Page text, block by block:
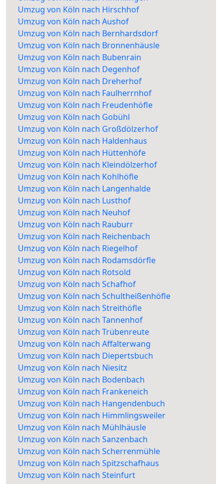
Umzug von Köln nach Hirschhof
Umzug von Köln nach Aushof
Umzug von Köln nach Bernhardsdorf
Umzug von Köln nach Bronnenhäusle
Umzug von Köln nach Bubenrain
Umzug von Köln nach Degenhof
Umzug von Köln nach Dreherhof
Umzug von Köln nach Faulherrnhof
Umzug von Köln nach Freudenhöfle
Umzug von Köln nach Gobühl
Umzug von Köln nach Großdölzerhof
Umzug von Köln nach Haldenhaus
Umzug von Köln nach Hüttenhöfe
Umzug von Köln nach Kleindölzerhof
Umzug von Köln nach Kohlhöfle
Umzug von Köln nach Langenhalde
Umzug von Köln nach Lusthof
Umzug von Köln nach Neuhof
Umzug von Köln nach Rauburr
Umzug von Köln nach Reichenbach
Umzug von Köln nach Riegelhof
Umzug von Köln nach Rodamsdörfle
Umzug von Köln nach Rotsold
Umzug von Köln nach Schafhof
Umzug von Köln nach Schultheißenhöfle
Umzug von Köln nach Streithöfle
Umzug von Köln nach Tannenhof
Umzug von Köln nach Trübenreute
Umzug von Köln nach Affalterwang
Umzug von Köln nach Diepertsbuch
Umzug von Köln nach Niesitz
Umzug von Köln nach Bodenbach
Umzug von Köln nach Frankeneich
Umzug von Köln nach Hangendenbuch
Umzug von Köln nach Himmlingsweiler
Umzug von Köln nach Mühlhäusle
Umzug von Köln nach Sanzenbach
Umzug von Köln nach Scherrenmühle
Umzug von Köln nach Spitzschafhaus
Umzug von Köln nach Steinfurt